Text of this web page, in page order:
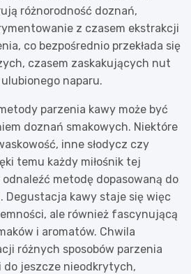
różnorodność doznań,
z czasem ekstrakcji
co bezpośrednio przekłada się
czasem zaskakujących nut
naparu.
parzenia kawy może być
doznań smakowych. Niektóre
inne słodycz czy
temu każdy miłośnik tej
metodę dopasowaną do
Degustacja kawy staje się więc
ale również fascynującą
i aromatów. Chwila
różnych sposobów parzenia
jeszcze nieodkrytych,